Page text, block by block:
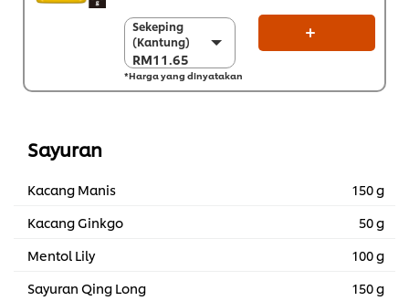
Sekeping
(Kantung)
RM11.65
Sekeping
(Kantung)
RM11.65
Sekarton (12 x 500
*Harga yang dinyatakan
Sayuran
Kacang Manis
150 g
Kacang Ginkgo
50 g
Mentol Lily
100 g
Sayuran Qing Long
150 g